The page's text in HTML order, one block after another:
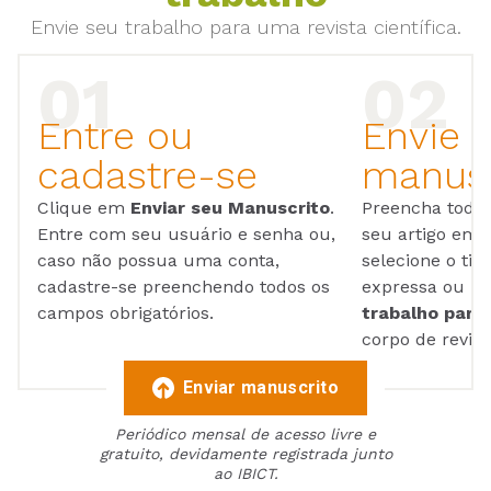
Envie seu trabalho para uma revista científica.
Entre ou
cadastre-se
Clique em Enviar seu Manuscrito.
Entre com seu usuário e senha ou,
caso não possua uma conta,
cadastre-se preenchendo todos os
campos obrigatórios.
Envie
Preencha
seu artigo em
selecione o
expressa ou
trabalho para
corpo de
Enviar manuscrito
Periódico mensal de acesso livre e
gratuito, devidamente registrada junto
ao IBICT.